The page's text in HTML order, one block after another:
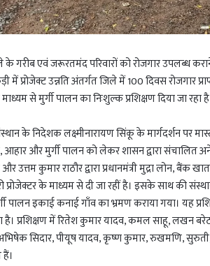
के गरीब एवं जरूरतमंद परिवारों को रोजगार उपलब्ध
प्रोजेक्ट उन्नति अंतर्गत जिले में 100 दिवस रोजगार
से मुर्गी पालन का निःशुल्क प्रशिक्षण दिया जा रहा
के निदेशक लक्ष्मीनारायण सिंकू के मार्गदर्शन पर
और मुर्गी पालन को लेकर शासन द्वारा संचालित
उत्तम कुमार राठौर द्वारा प्रधानमंत्री मुद्रा लोन,
प्रोजेक्टर के माध्यम से दी जा रहीं है। इसके साथ की
पालन इकाई कनाई गाँव का भ्रमण कराया गया। यह
प्रशिक्षण में रितेश कुमार यादव, कमल साहू, लखन
सिदार, पीयूष यादव, कृष्ण कुमार, रुखमणि, सुरुती,